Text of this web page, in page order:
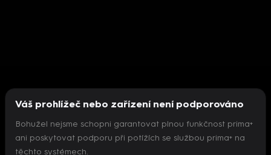
Nepodařilo se inicializovat přehrávač
Váš prohlížeč nebo zařízení není podporováno
Bohužel nejsme schopni garantovat plnou funkčnost prima+
ani poskytovat podporu při potížích se službou prima+ na
těchto systémech.